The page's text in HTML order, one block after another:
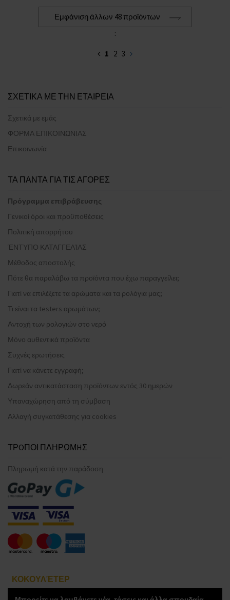
Εμφάνιση άλλων 48 προϊόντων
:
1 2 3
ΣΧΕΤΙΚΑ ΜΕ ΤΗΝ ΕΤΑΙΡΕΙΑ
Σχετικά με εμάς
ΦΟΡΜΑ ΕΠΙΚΟΙΝΩΝΙΑΣ
Επικοινωνία
ΤΑ ΠΑΝΤΑ ΓΙΑ ΤΙΣ ΑΓΟΡΕΣ
Πρόγραμμα επιβράβευσης
Γενικοί όροι και προϋποθέσεις
Πολιτική απορρήτου
ΈΝΤΥΠΟ ΚΑΤΑΓΓΕΛΊΑΣ
Μέθοδος αποστολής
Πότε θα παραλάβω τα προϊόντα που έχω παραγγείλει;
Γιατί να επιλέξετε τα αρώματα και τα ρολόγια μας;
Τι είναι τα testers αρωμάτων;
Αντοχή των ρολογιών στο νερό
Μόνο αυθεντικά προϊόντα
Συχνές ερωτήσεις
Γιατί να κάνετε εγγραφή;
Δωρεάν αντικατάσταση προϊόντων εντός 30 ημερών
Υπαναχώρηση από τη σύμβαση
Αλλαγή συγκατάθεσης για cookies
ΤΡOΠΟΙ ΠΛΗΡΩΜHΣ
Πληρωμή κατά την παράδοση
ΚΟΚΟΥΛΈΤΕΡ